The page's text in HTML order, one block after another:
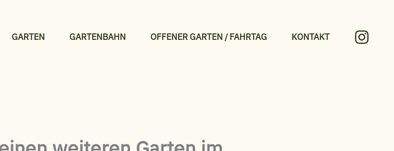
GARTEN GARTENBAHN OFFENER GARTEN / FAHRTAG KONTAKT